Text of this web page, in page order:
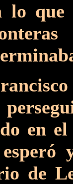
lo que
en
de